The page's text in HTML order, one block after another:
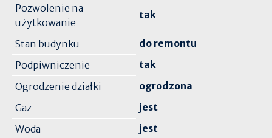
Pozwolenie na
użytkowanie
tak
Stan budynku
do remontu
Podpiwniczenie
tak
Ogrodzenie działki
ogrodzona
Gaz
jest
Woda
jest